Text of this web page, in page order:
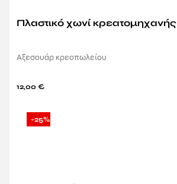
Πλαστικό χωνί κρεατομηχανής
Αξεσουάρ κρεοπωλείου
12,00 €
-25%